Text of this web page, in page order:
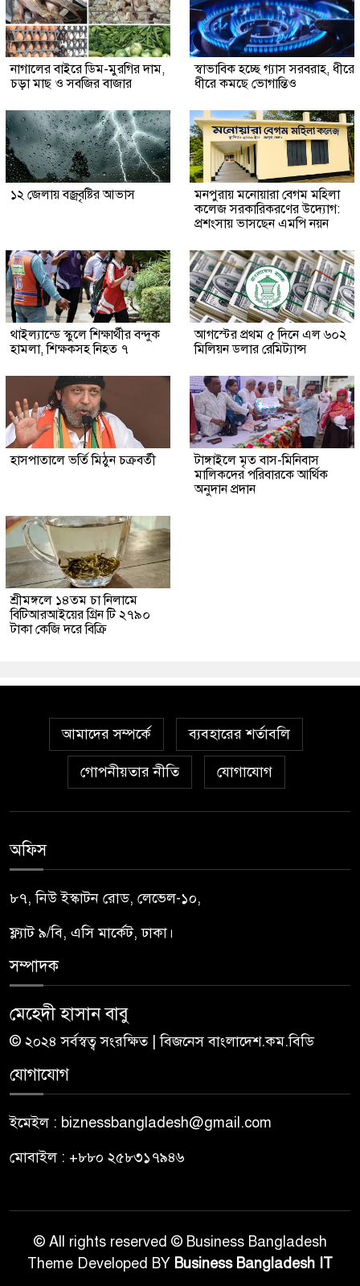
নাগালের বাইরে ডিম-মুরগির দাম,
চড়া মাছ ও সবজির বাজার
স্বাভাবিক হচ্ছে গ্যাস সরবরাহ, ধীরে
ধীরে কমছে ভোগান্তিও
১২ জেলায় বজ্রবৃষ্টির আভাস
মনপুরায় মনোয়ারা বেগম মহিলা
কলেজ সরকারিকরণের উদ্যোগ:
প্রশংসায় ভাসছেন এমপি নয়ন
থাইল্যান্ডে স্কুলে শিক্ষার্থীর বন্দুক
হামলা, শিক্ষকসহ নিহত ৭
আগস্টের প্রথম ৫ দিনে এল ৬০২
মিলিয়ন ডলার রেমিট্যান্স
হাসপাতালে ভর্তি মিঠুন চক্রবর্তী
টাঙ্গাইলে মৃত বাস-মিনিবাস
মালিকদের পরিবারকে আর্থিক
অনুদান প্রদান
শ্রীমঙ্গলে ১৪তম চা নিলামে
বিটিআরআইয়ের গ্রিন টি ২৭৯০
টাকা কেজি দরে বিক্রি
আমাদের সম্পর্কে ব্যবহারের শর্তাবলি
গোপনীয়তার নীতি যোগাযোগ
অফিস
৮৭, নিউ ইস্কাটন রোড, লেভেল-১০,
ফ্ল্যাট ৯/বি, এসি মার্কেট, ঢাকা।
সম্পাদক
মেহেদী হাসান বাবু
© ২০২৪ সর্বস্বত্ব সংরক্ষিত | বিজনেস বাংলাদেশ.কম.বিডি
যোগাযোগ
ইমেইল : biznessbangladesh@gmail.com
মোবাইল : +৮৮০ ২৫৮৩১৭৯৪৬
© All rights reserved © Business Bangladesh
Theme Developed BY Business Bangladesh IT